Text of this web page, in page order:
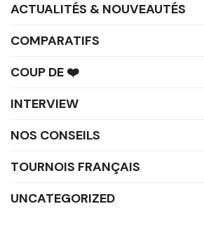
ACTUALITÉS & NOUVEAUTÉS
COMPARATIFS
COUP DE ❤️
INTERVIEW
NOS CONSEILS
TOURNOIS FRANÇAIS
UNCATEGORIZED